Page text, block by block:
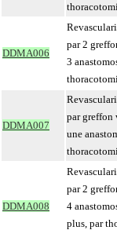
DDMA006
par 2
3
DDMA007
par greffon
une
DDMA008
par 2
4
plus, par